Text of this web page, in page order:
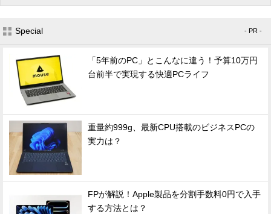
Special - PR -
「5年前のPC」とこんなに違う！予算10万円
台前半で実現する快適PCライフ
重量約999g、最新CPU搭載のビジネスPCの
実力は？
FPが解説！Apple製品を分割手数料0円で入手
する方法とは？